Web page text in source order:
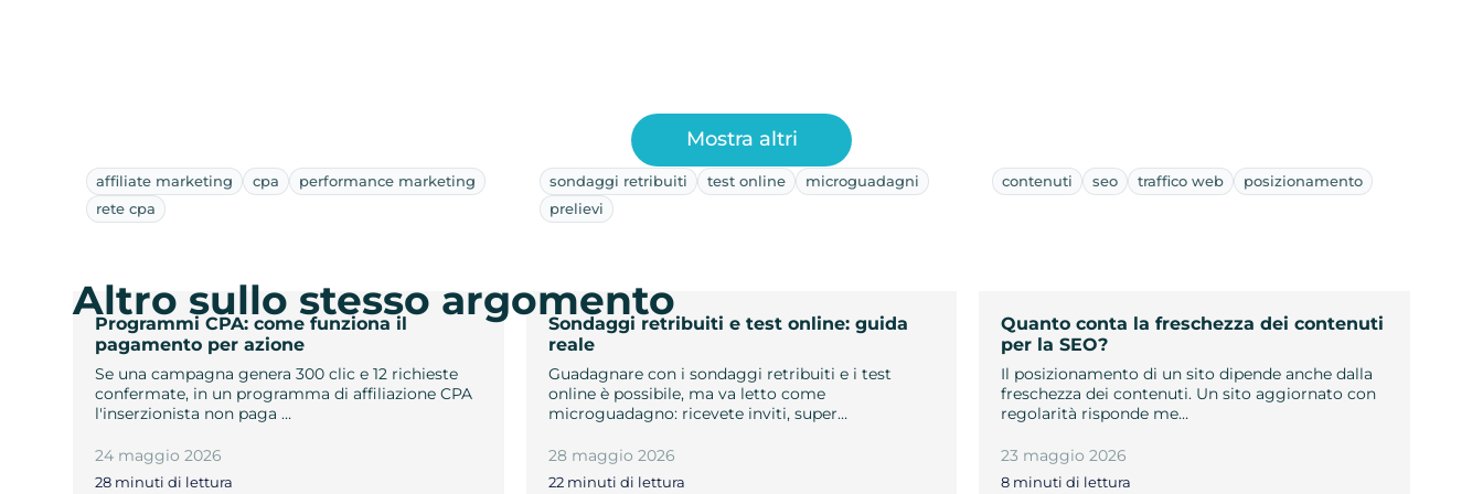
affiliate marketing cpa
performance marketing
rete cpa
Programmi CPA: come funziona il
pagamento per azione
Se una campagna genera 300 clic e 12 richieste
confermate, in un programma di affiliazione CPA
l'inserzionista non paga …
24 maggio 2026
28 minuti di lettura
sondaggi retribuiti test online
microguadagni
prelievi
Sondaggi retribuiti e test online: guida
reale
Guadagnare con i sondaggi retribuiti e i test
online è possibile, ma va letto come
microguadagno: ricevete inviti, super…
28 maggio 2026
22 minuti di lettura
contenuti seo traffico web posizionamento
Quanto conta la freschezza dei contenuti
per la SEO?
Il posizionamento di un sito dipende anche dalla
freschezza dei contenuti. Un sito aggiornato con
regolarità risponde me…
23 maggio 2026
8 minuti di lettura
Mostra altri
Altro sullo stesso argomento